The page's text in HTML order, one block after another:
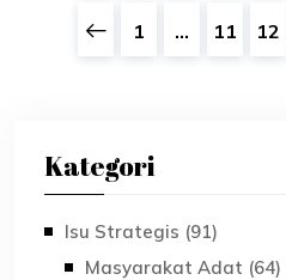
1 ... 11 12
Kategori
Isu Strategis (91)
Masyarakat Adat (64)